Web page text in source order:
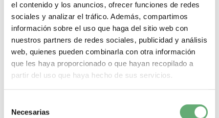
el contenido y los anuncios, ofrecer funciones de redes
sociales y analizar el tráfico. Además, compartimos
información sobre el uso que haga del sitio web con
nuestros partners de redes sociales, publicidad y análisis
web, quienes pueden combinarla con otra información
que les haya proporcionado o que hayan recopilado a
partir del uso que haya hecho de sus servicios.
Necesarias